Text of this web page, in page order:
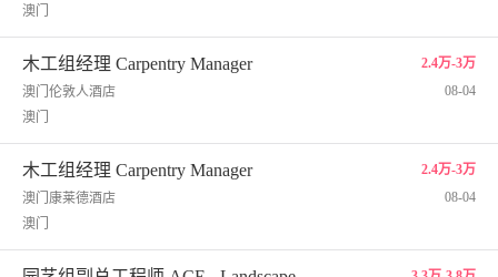
澳门
木工组经理 Carpentry Manager
2.4万-3万
澳门伦敦人酒店
08-04
澳门
木工组经理 Carpentry Manager
2.4万-3万
澳门康莱德酒店
08-04
澳门